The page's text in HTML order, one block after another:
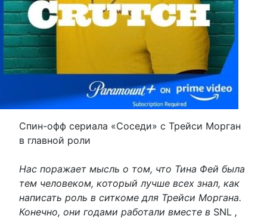
Спин-офф сериала «Соседи» с Трейси Морган
в главной роли
Нас поражает мысль о том, что Тина Фей была
тем человеком, который лучше всех знал, как
написать роль в ситкоме для Трейси Моргана.
Конечно, они годами работали вместе в SNL ,